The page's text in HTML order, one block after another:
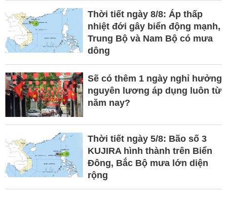
Thời tiết ngày 8/8: Áp thấp
nhiệt đới gây biển động mạnh,
Trung Bộ và Nam Bộ có mưa
dông
Sẽ có thêm 1 ngày nghỉ hưởng
nguyên lương áp dụng luôn từ
năm nay?
Thời tiết ngày 5/8: Bão số 3
KUJIRA hình thành trên Biển
Đông, Bắc Bộ mưa lớn diện
rộng